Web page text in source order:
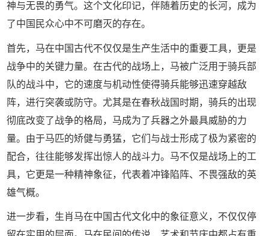
神与无畏的勇气。这个文化印记，伴随着历史的长河，成为
了中国民众心中不可磨灭的存在。
首先，马在中国古代不仅仅是生产生活中的重要工具，更是
战争中的关键力量。在古代的战场上，马被广泛用于骑兵部
队的战斗中，它的速度与机动性使得骑兵能够迅速穿越敌
阵，进行突袭或防守。尤其是在春秋战国时期，骑兵的出现
彻底改变了战争的格局，马成为了兵器之外最具威胁的力
量。由于马匹的矫健与勇猛，它们与战士形成了极为紧密的
配合，往往能够发挥出惊人的战斗力。马不仅是战场上的工
具，它更是一种精神象征，代表着冲锋陷阵、不畏强敌的英
雄气概。
进一步看，生肖马在中国古代文化中的象征意义，不仅仅停